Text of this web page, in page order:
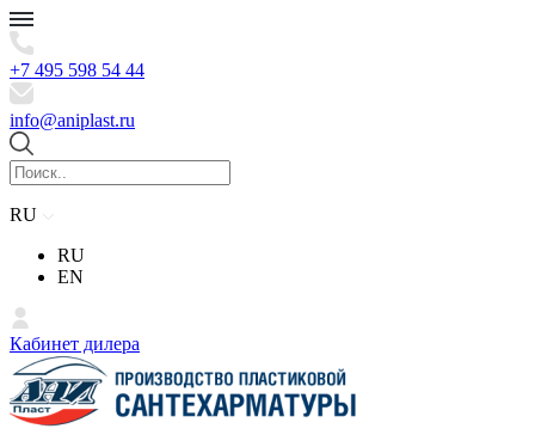
+7 495 598 54 44
info@aniplast.ru
RU
RU
EN
Кабинет дилера